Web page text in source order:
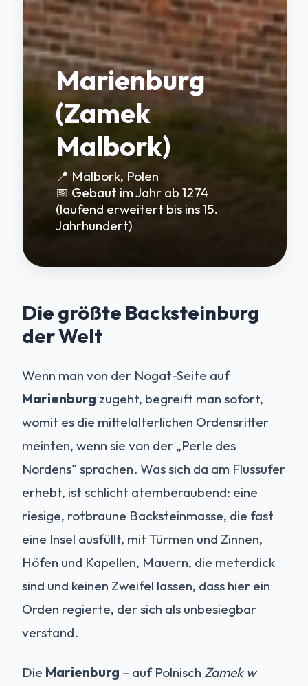
Marienburg
(Zamek
Malbork)
📍 Malbork, Polen
📅 Gebaut im Jahr ab 1274
(laufend erweitert bis ins 15.
Jahrhundert)
Die größte Backsteinburg
der Welt
Wenn man von der Nogat-Seite auf
Marienburg zugeht, begreift man sofort,
womit es die mittelalterlichen Ordensritter
meinten, wenn sie von der „Perle des
Nordens" sprachen. Was sich da am Flussufer
erhebt, ist schlicht atemberaubend: eine
riesige, rotbraune Backsteinmasse, die fast
eine Insel ausfüllt, mit Türmen und Zinnen,
Höfen und Kapellen, Mauern, die meterdick
sind und keinen Zweifel lassen, dass hier ein
Orden regierte, der sich als unbesiegbar
verstand.
Die Marienburg – auf Polnisch Zamek w